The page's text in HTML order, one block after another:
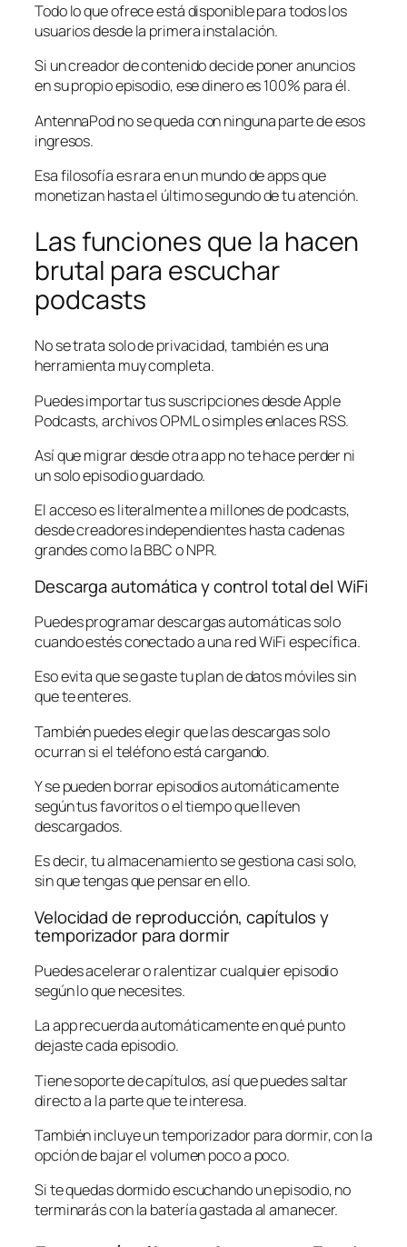
Todo lo que ofrece está disponible para todos los
usuarios desde la primera instalación.
Si un creador de contenido decide poner anuncios
en su propio episodio, ese dinero es 100% para él.
AntennaPod no se queda con ninguna parte de esos
ingresos.
Esa filosofía es rara en un mundo de apps que
monetizan hasta el último segundo de tu atención.
Las funciones que la hacen
brutal para escuchar
podcasts
No se trata solo de privacidad, también es una
herramienta muy completa.
Puedes importar tus suscripciones desde Apple
Podcasts, archivos OPML o simples enlaces RSS.
Así que migrar desde otra app no te hace perder ni
un solo episodio guardado.
El acceso es literalmente a millones de podcasts,
desde creadores independientes hasta cadenas
grandes como la BBC o NPR.
Descarga automática y control total del WiFi
Puedes programar descargas automáticas solo
cuando estés conectado a una red WiFi específica.
Eso evita que se gaste tu plan de datos móviles sin
que te enteres.
También puedes elegir que las descargas solo
ocurran si el teléfono está cargando.
Y se pueden borrar episodios automáticamente
según tus favoritos o el tiempo que lleven
descargados.
Es decir, tu almacenamiento se gestiona casi solo,
sin que tengas que pensar en ello.
Velocidad de reproducción, capítulos y
temporizador para dormir
Puedes acelerar o ralentizar cualquier episodio
según lo que necesites.
La app recuerda automáticamente en qué punto
dejaste cada episodio.
Tiene soporte de capítulos, así que puedes saltar
directo a la parte que te interesa.
También incluye un temporizador para dormir, con la
opción de bajar el volumen poco a poco.
Si te quedas dormido escuchando un episodio, no
terminarás con la batería gastada al amanecer.